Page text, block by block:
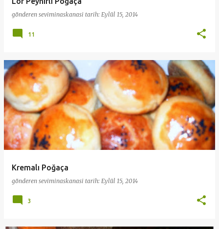
gönderen seviminaskanasi tarih: Eylül 15, 2014
11
Kremalı Poğaça
gönderen seviminaskanasi tarih: Eylül 15, 2014
3